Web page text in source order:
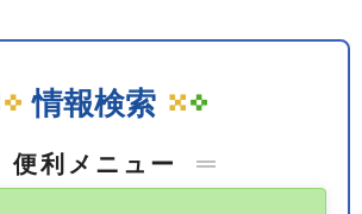
情報検索
便利メニュー